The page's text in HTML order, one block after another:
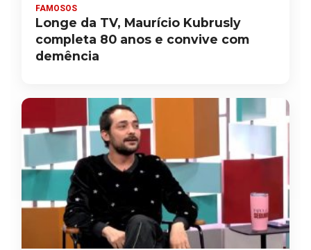
FAMOSOS
Longe da TV, Maurício Kubrusly
completa 80 anos e convive com
demência